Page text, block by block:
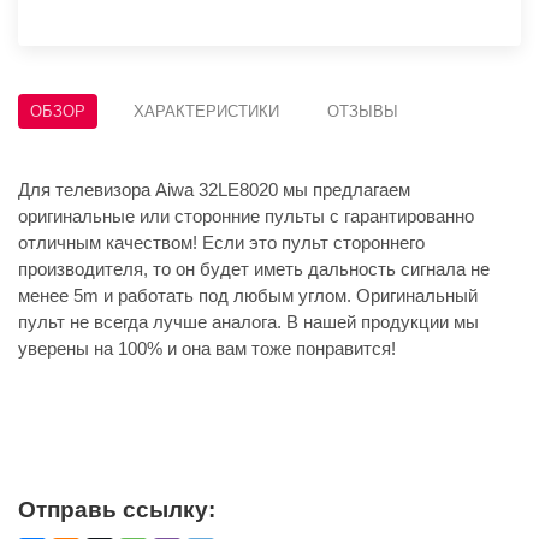
ОБЗОР ХАРАКТЕРИСТИКИ ОТЗЫВЫ
Для телевизора Aiwa 32LE8020 мы предлагаем
оригинальные или сторонние пульты с гарантированно
отличным качеством! Если это пульт стороннего
производителя, то он будет иметь дальность сигнала не
менее 5m и работать под любым углом. Оригинальный
пульт не всегда лучше аналога. В нашей продукции мы
уверены на 100% и она вам тоже понравится!
Отправь ссылку: